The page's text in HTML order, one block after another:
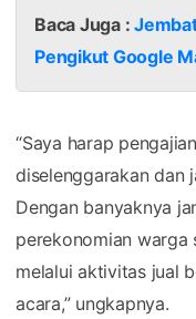
Baca Juga :
Pengikut Google
“Saya harap
diselenggarakan dan
Dengan banyaknya
perekonomian warga
melalui aktivitas jual
acara,” ungkapnya.